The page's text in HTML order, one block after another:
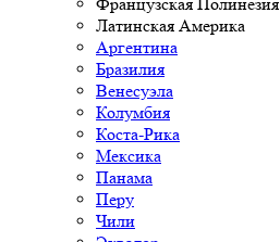
Латинская Америка
Аргентина
Бразилия
Венесуэла
Колумбия
Коста-Рика
Мексика
Панама
Перу
Чили